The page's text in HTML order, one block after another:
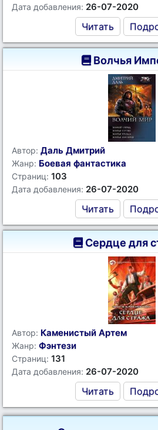
Дата добавления: 26-07-2020
Читать
Волчья
Автор: Даль Дмитрий
Жанр: Боевая фантастика
Страниц: 103
Дата добавления: 26-07-2020
Читать
Сердце для
Автор: Каменистый Артем
Жанр: Фэнтези
Страниц: 131
Дата добавления: 26-07-2020
Читать